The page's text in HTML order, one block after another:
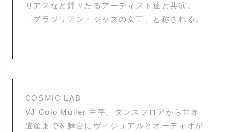
リアスなど錚々たるアーティスト達と共演。
「ブラジリアン・ジャズの女王」と称される。
COSMIC LAB
VJ Colo Müller 主宰。ダンスフロアから世界
遺産までを舞台にヴィジュアルとオーディオが